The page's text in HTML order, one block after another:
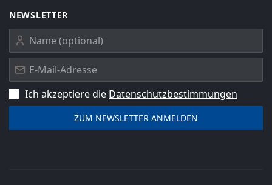
NEWSLETTER
Ich akzeptiere die Datenschutz­bestimmungen